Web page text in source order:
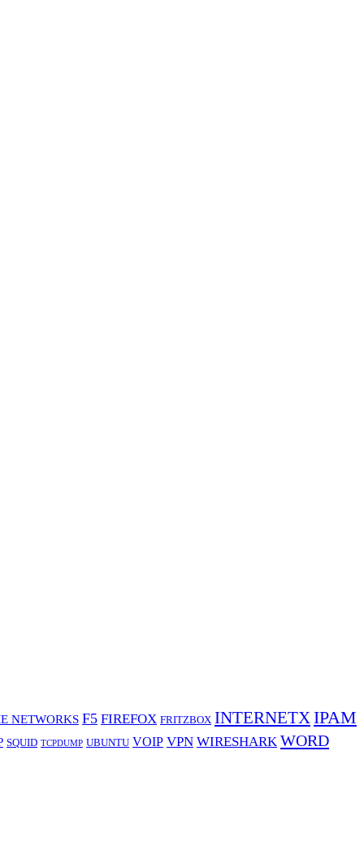
NETWORKS F5 FIREFOX FRITZBOX INTERNETX IPAM
SQUID TCPDUMP UBUNTU VOIP VPN WIRESHARK WORD